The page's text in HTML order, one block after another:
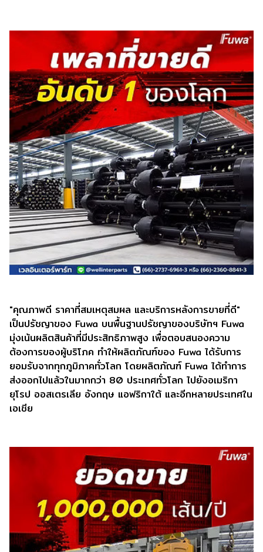
"คุณภาพดี ราคาที่สมเหตุสมผล และบริการหลังการขายที่ดี"
เป็นปรัชญาของ Fuwa บนพื้นฐานปรัชญาของบริษัทฯ Fuwa
มุ่งเน้นผลิตสินค้าที่มีประสิทธิภาพสูง เพื่อตอบสนองความ
ต้องการของผู้บริโภค ทำให้ผลิตภัณฑ์ของ Fuwa ได้รับการ
ยอมรับจากทุกภูมิภาคทั่วโลก โดยผลิตภัณฑ์ Fuwa ได้ทำการ
ส่งออกไปแล้วในมากกว่า 80 ประเทศทั่วโลก ไปยังอเมริกา
ยุโรป ออสเตรเลีย อังกฤษ แอฟริกาใต้ และอีกหลายประเทศใน
เอเชีย